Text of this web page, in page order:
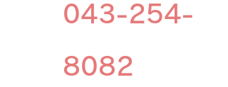
043-254-
8082